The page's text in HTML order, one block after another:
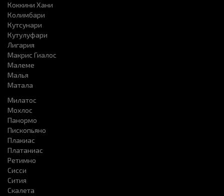
Коккини Хани
Колимбари
Кутсунари
Кутулуфари
Лигария
Макрис Гиалос
Малеме
Малья
Матала
Милатос
Мохлос
Панормо
Пископьяно
Плакиас
Платаниас
Ретимно
Сисси
Сития
Скалета